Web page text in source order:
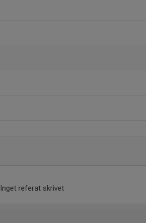
Inget referat skrivet